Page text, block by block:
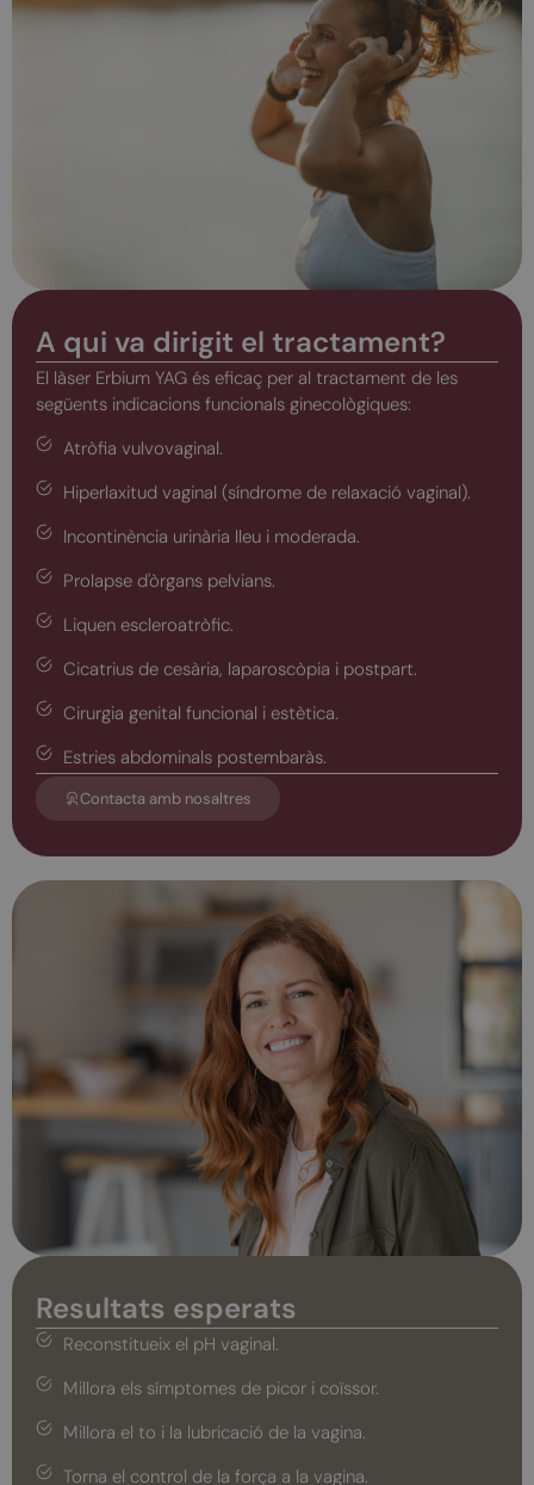
A qui va dirigit el tractament?
El làser Erbium YAG és eficaç per al tractament de les
següents indicacions funcionals ginecològiques:
Atròfia vulvovaginal.
Hiperlaxitud vaginal (síndrome de relaxació vaginal).
Incontinència urinària lleu i moderada.
Prolapse d'òrgans pelvians.
Liquen escleroatròfic.
Cicatrius de cesària, laparoscòpia i postpart.
Cirurgia genital funcional i estètica.
Estries abdominals postembaràs.
Contacta amb nosaltres
Resultats esperats
Reconstitueix el pH vaginal.
Millora els símptomes de picor i coïssor.
Millora el to i la lubricació de la vagina.
Torna el control de la força a la vagina.